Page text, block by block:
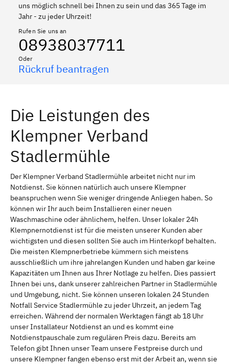
uns möglich schnell bei Ihnen zu sein und das 365 Tage im
Jahr - zu jeder Uhrzeit!
Rufen Sie uns an
08938037711
Oder
Rückruf beantragen
Die Leistungen des
Klempner Verband
Stadlermühle
Der Klempner Verband Stadlermühle arbeitet nicht nur im
Notdienst. Sie können natürlich auch unsere Klempner
beanspruchen wenn Sie weniger dringende Anliegen haben. So
können wir Ihr auch beim Installieren einer neuen
Waschmaschine oder ähnlichem, helfen. Unser lokaler 24h
Klempnernotdienst ist für die meisten unserer Kunden aber
wichtigsten und diesen sollten Sie auch im Hinterkopf behalten.
Die meisten Klempnerbetriebe kümmern sich meistens
ausschließlich um ihre jahrelangen Kunden und haben gar keine
Kapazitäten um Ihnen aus Ihrer Notlage zu helfen. Dies passiert
Ihnen bei uns, dank unserer zahlreichen Partner in Stadlermühle
und Umgebung, nicht. Sie können unseren lokalen 24 Stunden
Notfall Service Stadlermühle zu jeder Uhrzeit, an jedem Tag
erreichen. Während der normalen Werktagen fängt ab 18 Uhr
unser Installateur Notdienst an und es kommt eine
Notdienstpauschale zum regulären Preis dazu. Bereits am
Telefon gibt Ihnen unser Team unsere Festpreise durch und
unsere Klempner fangen ebenso erst mit der Arbeit an, wenn sie